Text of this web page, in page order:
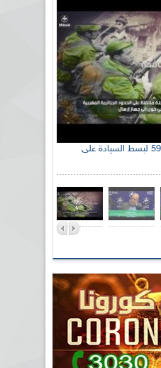
الإذاعة الجزائرية تحي الذكرى 59 لبسط السيادة على